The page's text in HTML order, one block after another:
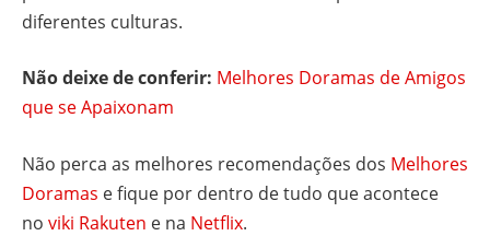
diferentes culturas.
Não deixe de conferir: Melhores Doramas de Amigos
que se Apaixonam
Não perca as melhores recomendações dos Melhores
Doramas e fique por dentro de tudo que acontece
no viki Rakuten e na Netflix.